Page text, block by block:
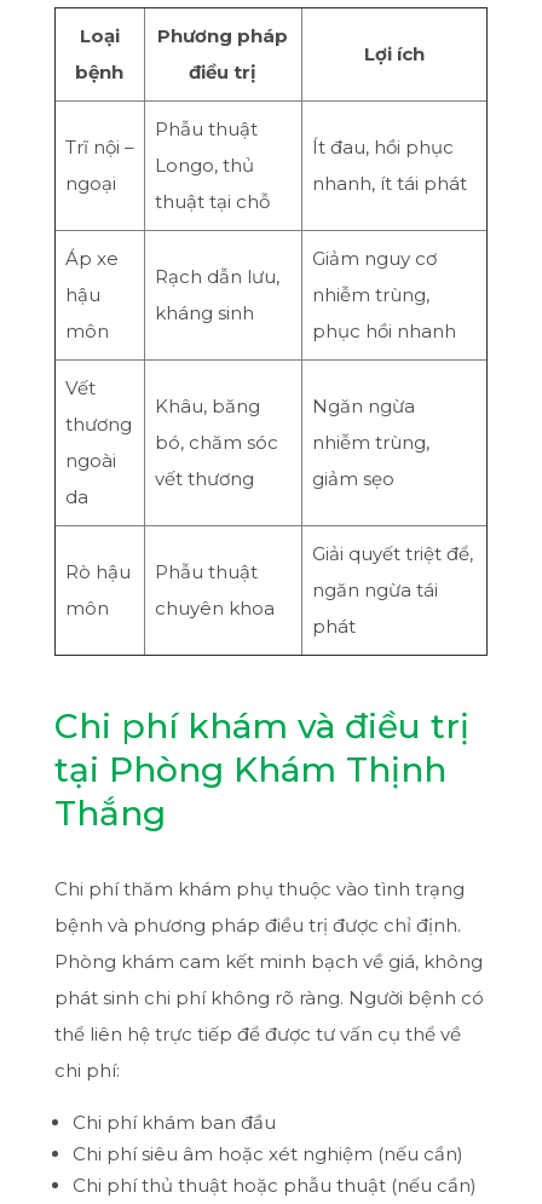
Loại
bệnh
Phương pháp
điều trị
Lợi ích
Trĩ nội –
ngoại
Phẫu thuật
Longo, thủ
thuật tại chỗ
Ít đau, hồi phục
nhanh, ít tái phát
Áp xe
hậu
môn
Rạch dẫn lưu,
kháng sinh
Giảm nguy cơ
nhiễm trùng,
phục hồi nhanh
Vết
thương
ngoài
da
Khâu, băng
bó, chăm sóc
vết thương
Ngăn ngừa
nhiễm trùng,
giảm sẹo
Rò hậu
môn
Phẫu thuật
chuyên khoa
Giải quyết triệt để,
ngăn ngừa tái
phát
Chi phí khám và điều trị
tại Phòng Khám Thịnh
Thắng
Chi phí thăm khám phụ thuộc vào tình trạng
bệnh và phương pháp điều trị được chỉ định.
Phòng khám cam kết minh bạch về giá, không
phát sinh chi phí không rõ ràng. Người bệnh có
thể liên hệ trực tiếp để được tư vấn cụ thể về
chi phí:
Chi phí khám ban đầu
Chi phí siêu âm hoặc xét nghiệm (nếu cần)
Chi phí thủ thuật hoặc phẫu thuật (nếu cần)